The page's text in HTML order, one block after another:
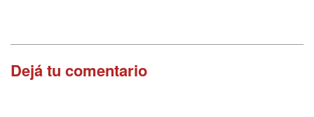
Dejá tu comentario